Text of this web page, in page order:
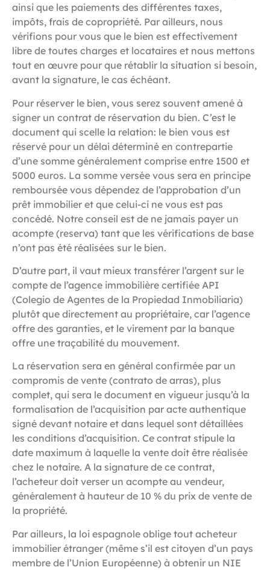
ainsi que les paiements des différentes taxes,
impôts, frais de copropriété. Par ailleurs, nous
vérifions pour vous que le bien est effectivement
libre de toutes charges et locataires et nous mettons
tout en œuvre pour que rétablir la situation si besoin,
avant la signature, le cas échéant.
Pour réserver le bien, vous serez souvent amené à
signer un contrat de réservation du bien. C’est le
document qui scelle la relation: le bien vous est
réservé pour un délai déterminé en contrepartie
d’une somme généralement comprise entre 1500 et
5000 euros. La somme versée vous sera en principe
remboursée vous dépendez de l’approbation d’un
prêt immobilier et que celui-ci ne vous est pas
concédé. Notre conseil est de ne jamais payer un
acompte (reserva) tant que les vérifications de base
n’ont pas été réalisées sur le bien.
D’autre part, il vaut mieux transférer l’argent sur le
compte de l’agence immobilière certifiée API
(Colegio de Agentes de la Propiedad Inmobiliaria)
plutôt que directement au propriétaire, car l’agence
offre des garanties, et le virement par la banque
offre une traçabilité du mouvement.
La réservation sera en général confirmée par un
compromis de vente (contrato de arras), plus
complet, qui sera le document en vigueur jusqu’à la
formalisation de l’acquisition par acte authentique
signé devant notaire et dans lequel sont détaillées
les conditions d’acquisition. Ce contrat stipule la
date maximum à laquelle la vente doit être réalisée
chez le notaire. A la signature de ce contrat,
l’acheteur doit verser un acompte au vendeur,
généralement à hauteur de 10 % du prix de vente de
la propriété.
Par ailleurs, la loi espagnole oblige tout acheteur
immobilier étranger (même s’il est citoyen d’un pays
membre de l’Union Européenne) à obtenir un NIE